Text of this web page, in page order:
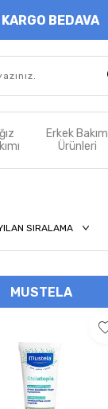
KARGO BEDAVA
Erkek Bakım
Ürünleri
MUSTELA